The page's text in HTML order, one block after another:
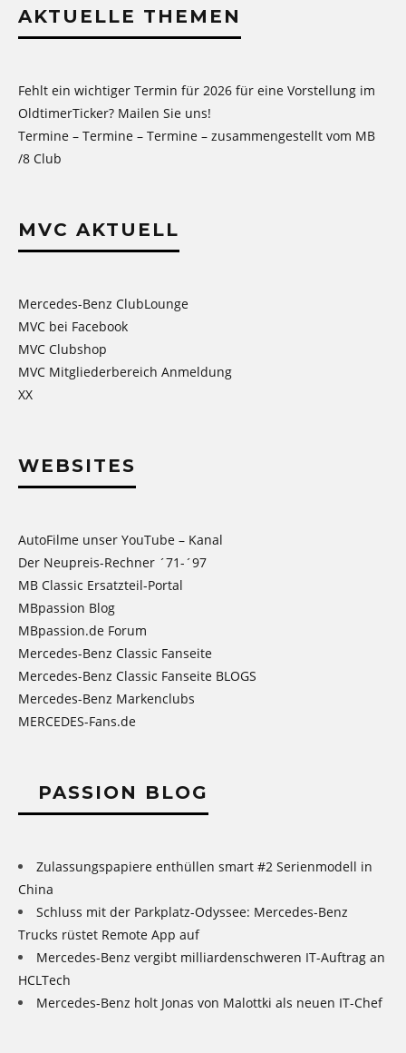
AKTUELLE THEMEN
Fehlt ein wichtiger Termin für 2026 für eine Vorstellung im
OldtimerTicker? Mailen Sie uns!
Termine – Termine – Termine – zusammengestellt vom MB
/8 Club
MVC AKTUELL
Mercedes-Benz ClubLounge
MVC bei Facebook
MVC Clubshop
MVC Mitgliederbereich Anmeldung
XX
WEBSITES
AutoFilme unser YouTube – Kanal
Der Neupreis-Rechner ´71-´97
MB Classic Ersatzteil-Portal
MBpassion Blog
MBpassion.de Forum
Mercedes-Benz Classic Fanseite
Mercedes-Benz Classic Fanseite BLOGS
Mercedes-Benz Markenclubs
MERCEDES-Fans.de
PASSION BLOG
Zulassungspapiere enthüllen smart #2 Serienmodell in
China
Schluss mit der Parkplatz-Odyssee: Mercedes-Benz
Trucks rüstet Remote App auf
Mercedes-Benz vergibt milliardenschweren IT-Auftrag an
HCLTech
Mercedes-Benz holt Jonas von Malottki als neuen IT-Chef